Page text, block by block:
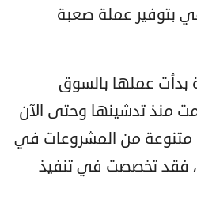
بتوفير عملة صعبة
بدأت عملها بالسوق
2004، وقامت منذ تدشينها وحتى الآن
متنوعة من المشروعات في
فقد تخصصت في تنفيذ